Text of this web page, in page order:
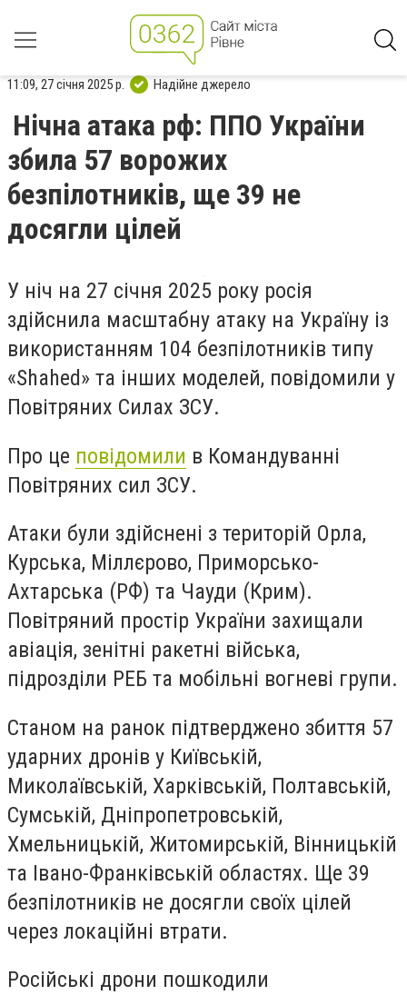
11:09, 27 січня 2025 р. Надійне джерело
Нічна атака рф: ППО України
збила 57 ворожих
безпілотників, ще 39 не
досягли цілей
У ніч на 27 січня 2025 року росія
здійснила масштабну атаку на Україну із
використанням 104 безпілотників типу
«Shahed» та інших моделей, повідомили у
Повітряних Силах ЗСУ.
Про це повідомили в Командуванні
Повітряних сил ЗСУ.
Атаки були здійснені з територій Орла,
Курська, Міллєрово, Приморсько-
Ахтарська (РФ) та Чауди (Крим).
Повітряний простір України захищали
авіація, зенітні ракетні війська,
підрозділи РЕБ та мобільні вогневі групи.
Станом на ранок підтверджено збиття 57
ударних дронів у Київській,
Миколаївській, Харківській, Полтавській,
Сумській, Дніпропетровській,
Хмельницькій, Житомирській, Вінницькій
та Івано-Франківській областях. Ще 39
безпілотників не досягли своїх цілей
через локаційні втрати.
Російські дрони пошкодили